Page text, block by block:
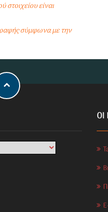
στοιχείου είναι
σύμφωνα με την